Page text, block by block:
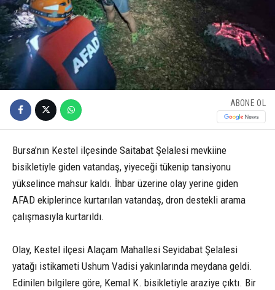
ABONE OL
Bursa’nın Kestel ilçesinde Saitabat Şelalesi mevkiine
bisikletiyle giden vatandaş, yiyeceği tükenip tansiyonu
yükselince mahsur kaldı. İhbar üzerine olay yerine giden
AFAD ekiplerince kurtarılan vatandaş, dron destekli arama
çalışmasıyla kurtarıldı.
Olay, Kestel ilçesi Alaçam Mahallesi Seyidabat Şelalesi
yatağı istikameti Ushum Vadisi yakınlarında meydana geldi.
Edinilen bilgilere göre, Kemal K. bisikletiyle araziye çıktı. Bir